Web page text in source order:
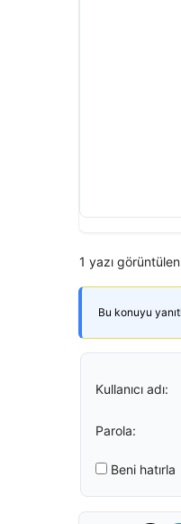
1 yazı
Bu konuyu
Kullanıcı adı:
Parola:
Beni hatırla